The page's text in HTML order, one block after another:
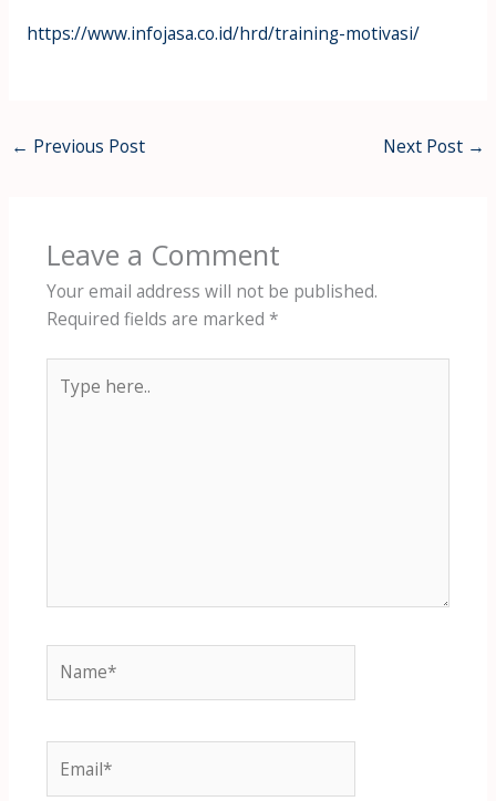
https://www.infojasa.co.id/hrd/training-motivasi/
← Previous Post Next Post →
Leave a Comment
Your email address will not be published.
Required fields are marked *
here..